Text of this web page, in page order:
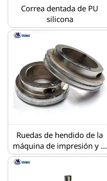
Correa dentada de PU
silicona
Ruedas de hendido de la
máquina de impresión y la
máquina de corte